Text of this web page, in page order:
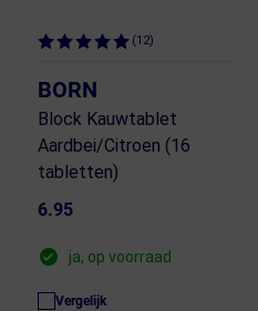
(12)
BORN
Block Kauwtablet
Aardbei/Citroen (16
tabletten)
6.95
ja, op voorraad
Vergelijk